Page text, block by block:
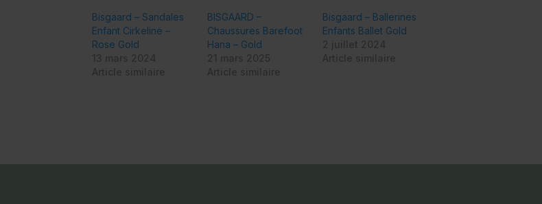
Bisgaard – Sandales
Enfant Cirkeline –
Rose Gold
BISGAARD –
Chaussures Barefoot
Hana – Gold
Bisgaard – Ballerines
Enfants Ballet Gold